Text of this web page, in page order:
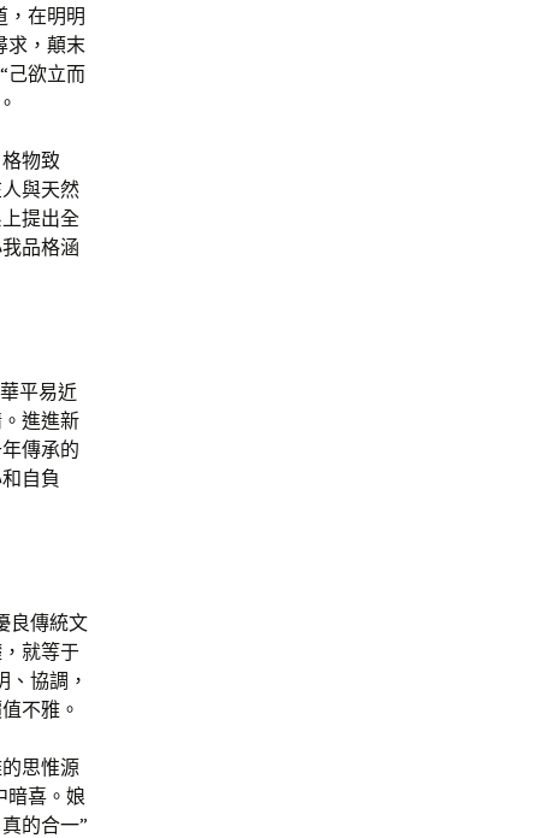
，在明明
求，顛末
己欲立而
物致
與天然
提出全
品格涵
平易近
進進新
傳承的
自負
良傳統文
就等于
協調，
不雅。
思惟源
暗喜。娘
的合一”